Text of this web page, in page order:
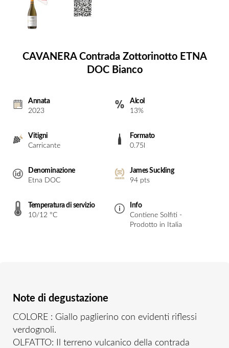
CAVANERA Contrada Zottorinotto ETNA
DOC Bianco
Annata
2023
Alcol
13%
Vitigni
Carricante
Formato
0.75l
Denominazione
Etna DOC
James Suckling
94 pts
Temperatura di servizio
10/12 °C
Info
Contiene Solfiti -
Prodotto in Italia
Note di degustazione
COLORE : Giallo paglierino con evidenti riflessi
verdognoli.
OLFATTO: Il terreno vulcanico della contrada